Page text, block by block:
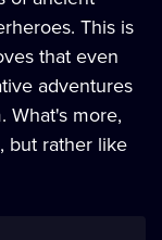
This is
that even
adventures
What's more,
but rather like